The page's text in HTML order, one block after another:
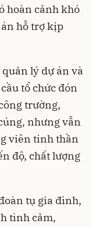
hoàn cảnh khó
hỗ trợ kịp
lý dự án và
tổ chức đón
trường,
nhưng vẫn
viên tinh thần
độ, chất lượng
tụ gia đình,
tình cảm,